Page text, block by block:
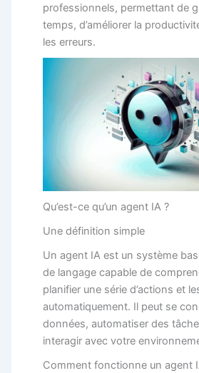
professionnels, permettant de
temps, d’améliorer la
les erreurs.
Qu’est-ce qu’un agent IA ?
Une définition simple
Un agent IA est un système
de langage capable de
planifier une série d’actions et
automatiquement. Il peut se
données, automatiser des
interagir avec votre
Comment fonctionne un agent